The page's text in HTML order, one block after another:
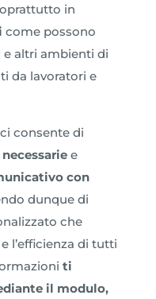
in
come possono
e altri ambienti di
da lavoratori e
consente di
e
con
dunque di
che
l’efficienza di tutti
ti
il modulo,